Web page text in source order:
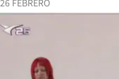
26 FEBRERO